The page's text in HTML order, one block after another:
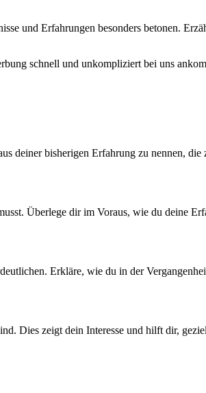
und Erfahrungen besonders betonen.
schnell und unkompliziert bei uns
deiner bisherigen Erfahrung zu nennen, die
Überlege dir im Voraus, wie du deine
Erkläre, wie du in der
Dies zeigt dein Interesse und hilft dir,